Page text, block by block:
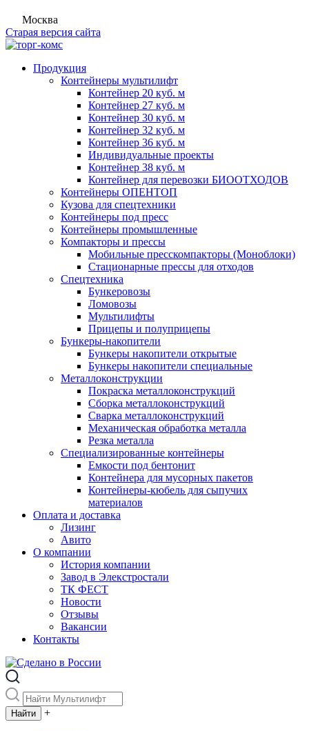
Москва
Старая версия сайта
Продукция
Контейнеры мультилифт
Контейнер 20 куб. м
Контейнер 27 куб. м
Контейнер 30 куб. м
Контейнер 32 куб. м
Контейнер 36 куб. м
Индивидуальные проекты
Контейнер 38 куб. м
Контейнер для перевозки БИООТХОДОВ
Контейнеры ОПЕНТОП
Кузова для спецтехники
Контейнеры под пресс
Контейнеры промышленные
Компакторы и прессы
Мобильные пресскомпакторы (Моноблоки)
Стационарные прессы для отходов
Спецтехника
Бункеровозы
Ломовозы
Мультилифты
Прицепы и полуприцепы
Бункеры-накопители
Бункеры накопители открытые
Бункеры накопители специальные
Металлоконструкции
Покраска металлоконструкций
Сборка металлоконструкций
Сварка металлоконструкций
Механическая обработка металла
Резка металла
Специализированные контейнеры
Емкости под бентонит
Контейнера для мусорных пакетов
Контейнеры-кюбель для сыпучих
материалов
Оплата и доставка
Лизинг
Авито
О компании
История компании
Завод в Элекстростали
ТК ФЕСТ
Новости
Отзывы
Вакансии
Контакты
+